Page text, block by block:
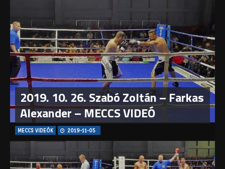
2019. 10. 26. Szabó Zoltán – Farkas
Alexander – MECCS VIDEÓ
MECCS VIDEÓK 2019-11-05